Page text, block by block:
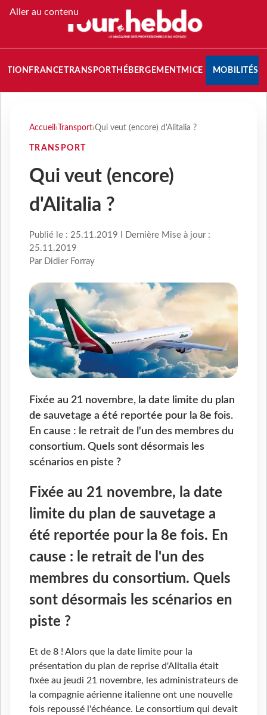
Aller au contenu
FRANCETRANSPORT HÉBERGEMENTMICE MOBILITÉS
Accueil › Transport›Qui veut (encore) d'Alitalia ?
TRANSPORT
Qui veut (encore)
d'Alitalia ?
Publié le : 25.11.2019 I Dernière Mise à jour :
25.11.2019
Par Didier Forray
Fixée au 21 novembre, la date limite du plan
de sauvetage a été reportée pour la 8e fois.
En cause : le retrait de l'un des membres du
consortium. Quels sont désormais les
scénarios en piste ?
Fixée au 21 novembre, la date
limite du plan de sauvetage a
été reportée pour la 8e fois. En
cause : le retrait de l'un des
membres du consortium. Quels
sont désormais les scénarios en
piste ?
Et de 8 ! Alors que la date limite pour la
présentation du plan de reprise d'Alitalia était
fixée au jeudi 21 novembre, les administrateurs de
la compagnie aérienne italienne ont une nouvelle
fois repoussé l'échéance. Le consortium qui devait